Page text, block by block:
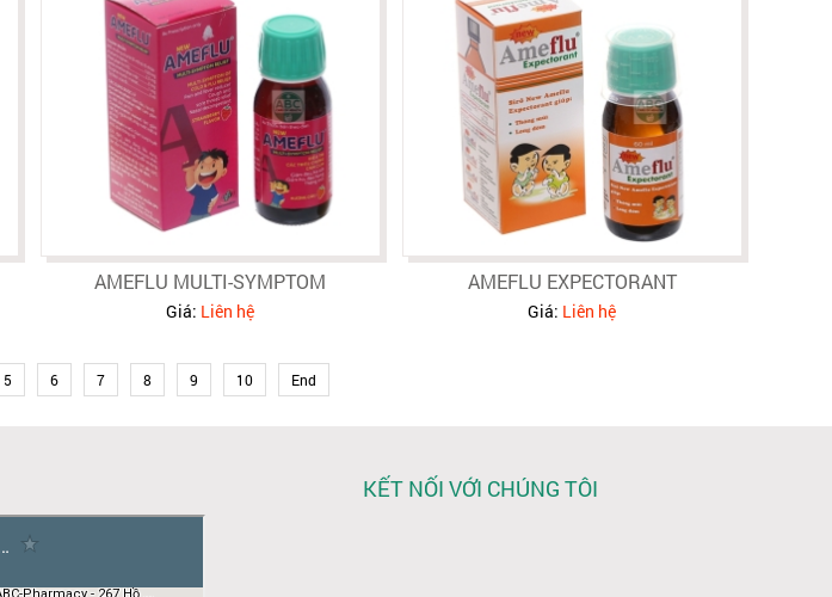
AMEFLU MULTI-SYMPTOM
Giá: Liên hệ
AMEFLU EXPECTORANT
Giá: Liên hệ
5 6 7 8 9 10 End
KẾT NỐI VỚI CHÚNG TÔI